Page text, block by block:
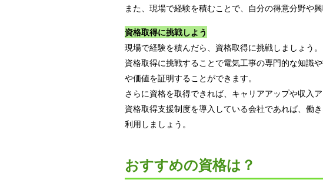
また、現場で経験を積むことで、自分の得意分野や
資格取得に挑戦しよう
現場で経験を積んだら、資格取得に挑戦しましょう。
資格取得に挑戦することで電気工事の専門的な知識
や価値を証明することができます。
さらに資格を取得できれば、キャリアアップや収入
資格取得支援制度を導入している会社であれば、働
利用しましょう。
おすすめの資格は？